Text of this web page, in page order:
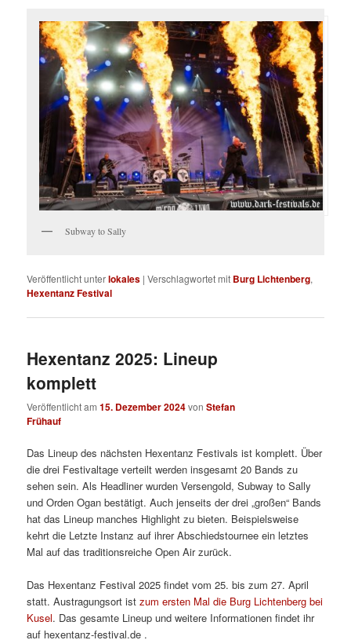
Subway to Sally
Veröffentlicht unterlokales |Verschlagwortet mit Burg Lichtenberg,
Hexentanz Festival
Hexentanz 2025: Lineup
komplett
Veröffentlicht am15. Dezember 2024vonStefan
Frühauf
Das Lineup des nächsten Hexentanz Festivals ist komplett. Über
die drei Festivaltage verteilt werden insgesamt 20 Bands zu
sehen sein. Als Headliner wurden Versengold, Subway to Sally
und Orden Ogan bestätigt. Auch jenseits der drei „großen“ Bands
hat das Lineup manches Highlight zu bieten. Beispielsweise
kehrt die Letzte Instanz auf ihrer Abschiedstournee ein letztes
Mal auf das traditionsreiche Open Air zurück.
Das Hexentanz Festival 2025 findet vom 25. bis zum 27. April
statt. Austragungsort istzum ersten Mal die Burg Lichtenberg bei
Kusel. Das gesamte Lineup und weitere Informationen findet ihr
auf hexentanz-festival.de .